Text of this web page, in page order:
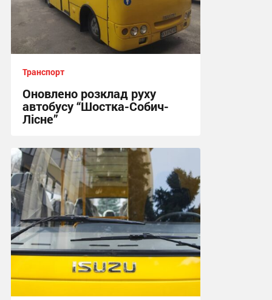
Транспорт
Оновлено розклад руху
автобусу “Шостка-Собич-
Лісне”
11:03, 3.08.2026